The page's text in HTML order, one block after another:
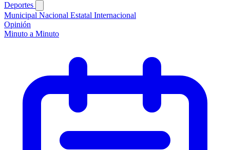
Deportes
Municipal Nacional Estatal Internacional
Opinión
Minuto a Minuto